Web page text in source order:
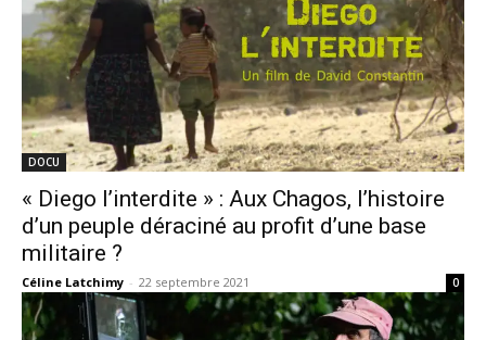
DOCU
« Diego l’interdite » : Aux Chagos, l’histoire
d’un peuple déraciné au profit d’une base
militaire ?
Céline Latchimy - 22 septembre 2021 0